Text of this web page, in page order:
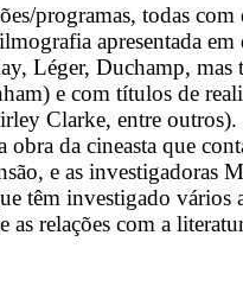
programas, todas com
apresentada
Léger, Duchamp, mas
e com títulos de
Clarke, entre
obra da cineasta que
e as investigadoras
têm investigado vários
as relações com a